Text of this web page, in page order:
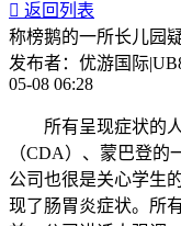
 返回列表
称榜鹅的一所长儿园
发布者： 优游国际
05-08 06:28
所有呈现症状的人
（CDA）、蒙巴登的
公司也很是关心学生
现了肠胃炎症状。所